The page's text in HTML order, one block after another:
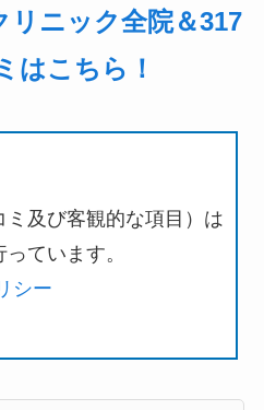
リニック全院＆317
はこちら！
及び客観的な項目）は
ています。
シー